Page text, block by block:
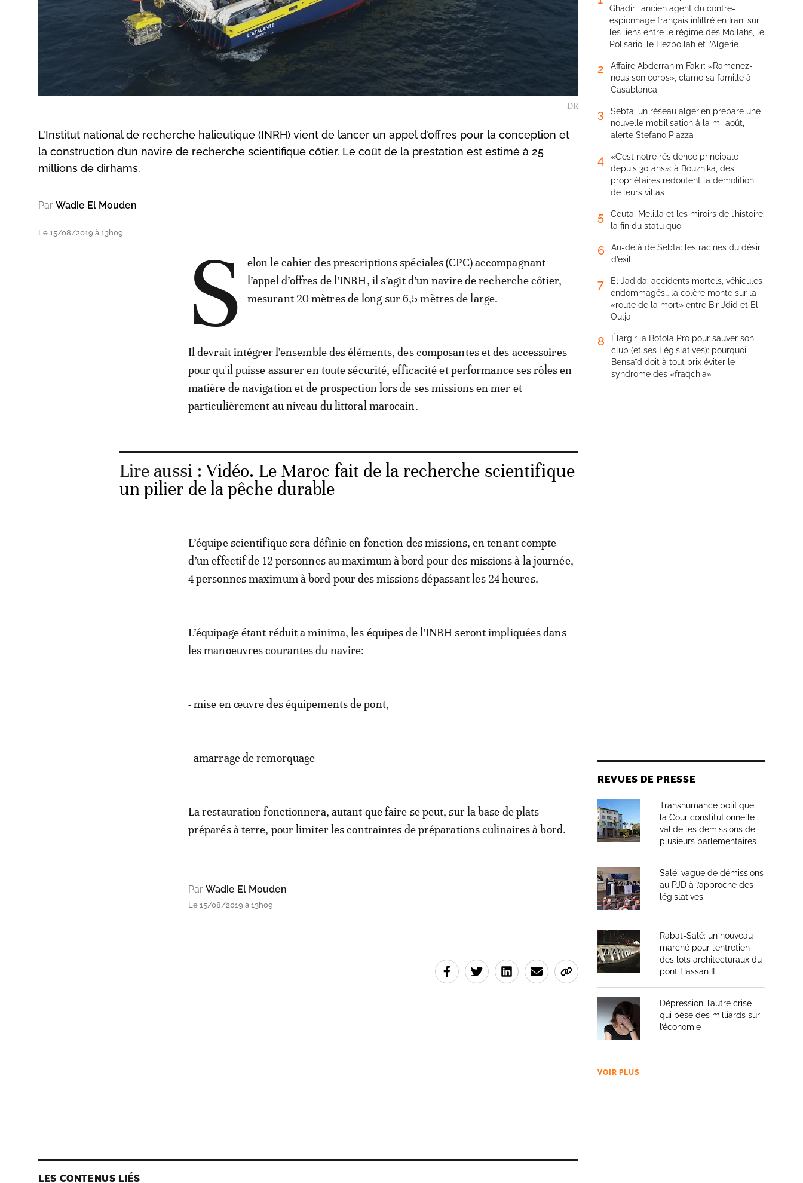
DR
L’Institut national de recherche halieutique (INRH) vient de lancer un appel d’offres pour la conception et
la construction d’un navire de recherche scientifique côtier. Le coût de la prestation est estimé à 25
millions de dirhams.
Par Wadie El Mouden
Le 15/08/2019 à 13h09 S
elon le cahier des prescriptions spéciales (CPC) accompagnant
l’appel d’offres de l’INRH, il s’agit d’un navire de recherche côtier,
mesurant 20 mètres de long sur 6,5 mètres de large.
Il devrait intégrer l'ensemble des éléments, des composantes et des accessoires
pour qu'il puisse assurer en toute sécurité, efficacité et performance ses rôles en
matière de navigation et de prospection lors de ses missions en mer et
particulièrement au niveau du littoral marocain.
Lire aussi :Vidéo. Le Maroc fait de la recherche scientifique
un pilier de la pêche durable
L’équipe scientifique sera définie en fonction des missions, en tenant compte
d’un effectif de 12 personnes au maximum à bord pour des missions à la journée,
4 personnes maximum à bord pour des missions dépassant les 24 heures.
L’équipage étant réduit a minima, les équipes de l’INRH seront impliquées dans
les manoeuvres courantes du navire:
- mise en œuvre des équipements de pont,
- amarrage de remorquage
La restauration fonctionnera, autant que faire se peut, sur la base de plats
préparés à terre, pour limiter les contraintes de préparations culinaires à bord.
Par Wadie El Mouden
Le 15/08/2019 à 13h09
LES CONTENUS LIÉS
Ghadiri, ancien agent du contre-
espionnage français infiltré en Iran, sur
les liens entre le régime des Mollahs, le
Polisario, le Hezbollah et l’Algérie
2
Affaire Abderrahim Fakir: «Ramenez-
nous son corps», clame sa famille à
Casablanca
3
Sebta: un réseau algérien prépare une
nouvelle mobilisation à la mi-août,
alerte Stefano Piazza
4
«C’est notre résidence principale
depuis 30 ans»: à Bouznika, des
propriétaires redoutent la démolition
de leurs villas
5
Ceuta, Melilla et les miroirs de l’histoire:
la fin du statu quo
6
Au-delà de Sebta: les racines du désir
d’exil
7
El Jadida: accidents mortels, véhicules
endommagés… la colère monte sur la
«route de la mort» entre Bir Jdid et El
Oulja
8
Élargir la Botola Pro pour sauver son
club (et ses Législatives): pourquoi
Bensaïd doit à tout prix éviter le
syndrome des «fraqchia»
REVUES DE PRESSE
Transhumance politique:
la Cour constitutionnelle
valide les démissions de
plusieurs parlementaires
Salé: vague de démissions
au PJD à l’approche des
législatives
Rabat-Salé: un nouveau
marché pour l’entretien
des lots architecturaux du
pont Hassan II
Dépression: l’autre crise
qui pèse des milliards sur
l’économie
VOIR PLUS